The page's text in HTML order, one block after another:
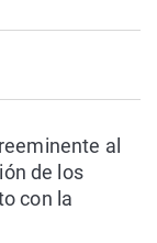
al
de los
con la